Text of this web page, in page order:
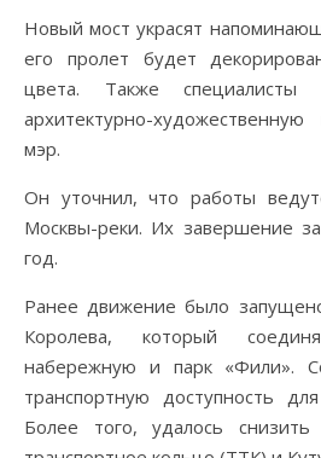
Новый мост украсят
его пролет будет
цвета. Также
архитектурно-художественную
мэр.
Он уточнил, что работы
Москвы-реки. Их завершение
год.
Ранее движение было
Королева, который
набережную и парк «Фили».
транспортную доступность
Более того, удалось